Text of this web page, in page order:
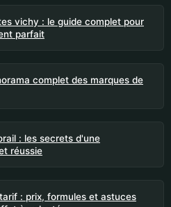
vichy : le guide complet pour
parfait
complet des marques de
: les secrets d'une
réussie
: prix, formules et astuces